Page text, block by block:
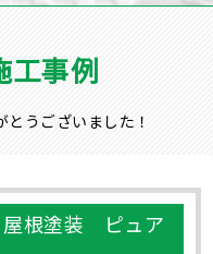
工事例
うございました！
根塗装 ピュア